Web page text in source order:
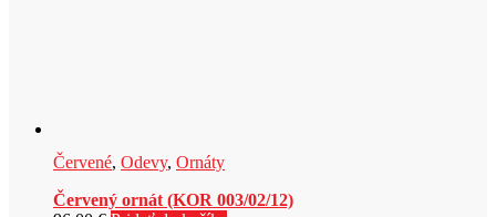
Červené, Odevy, Ornáty
Červený ornát (KOR 003/02/12)